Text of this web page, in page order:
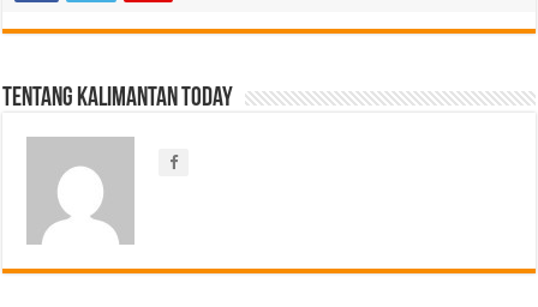
Tentang Kalimantan Today